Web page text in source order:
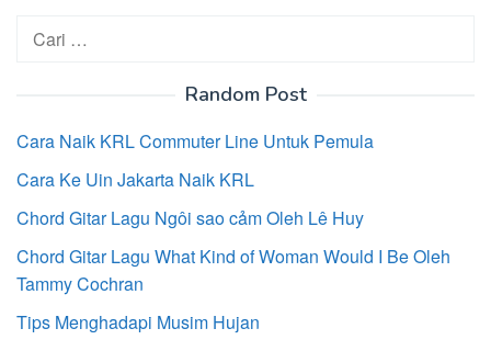
Cari
untuk:
Random Post
Cara Naik KRL Commuter Line Untuk Pemula
Cara Ke Uin Jakarta Naik KRL
Chord Gitar Lagu Ngôi sao cảm Oleh Lê Huy
Chord Gitar Lagu What Kind of Woman Would I Be Oleh
Tammy Cochran
Tips Menghadapi Musim Hujan